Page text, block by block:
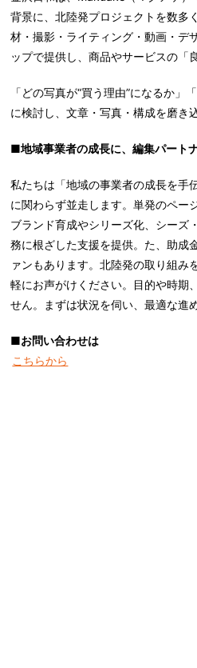
背景に、北陸発プロジェクトを数多
材・撮影・ライティング・動画・デ
ップで提供し、商品やサービスの「
「どの写真が“買う理由”になるか」
に検討し、文章・写真・構成を磨き
■地域事業者の成長に、編集パート
私たちは「地域の事業者の成長を手
に関わらず並走します。単発のペー
ブランド育成やシリーズ化、シーズ
務に根ざした支援を提供。た、助成
ァンもあります。北陸発の取り組み
軽にお声がけください。目的や時期
せん。まずは状況を伺い、最適な進
■お問い合わせは
こちらから